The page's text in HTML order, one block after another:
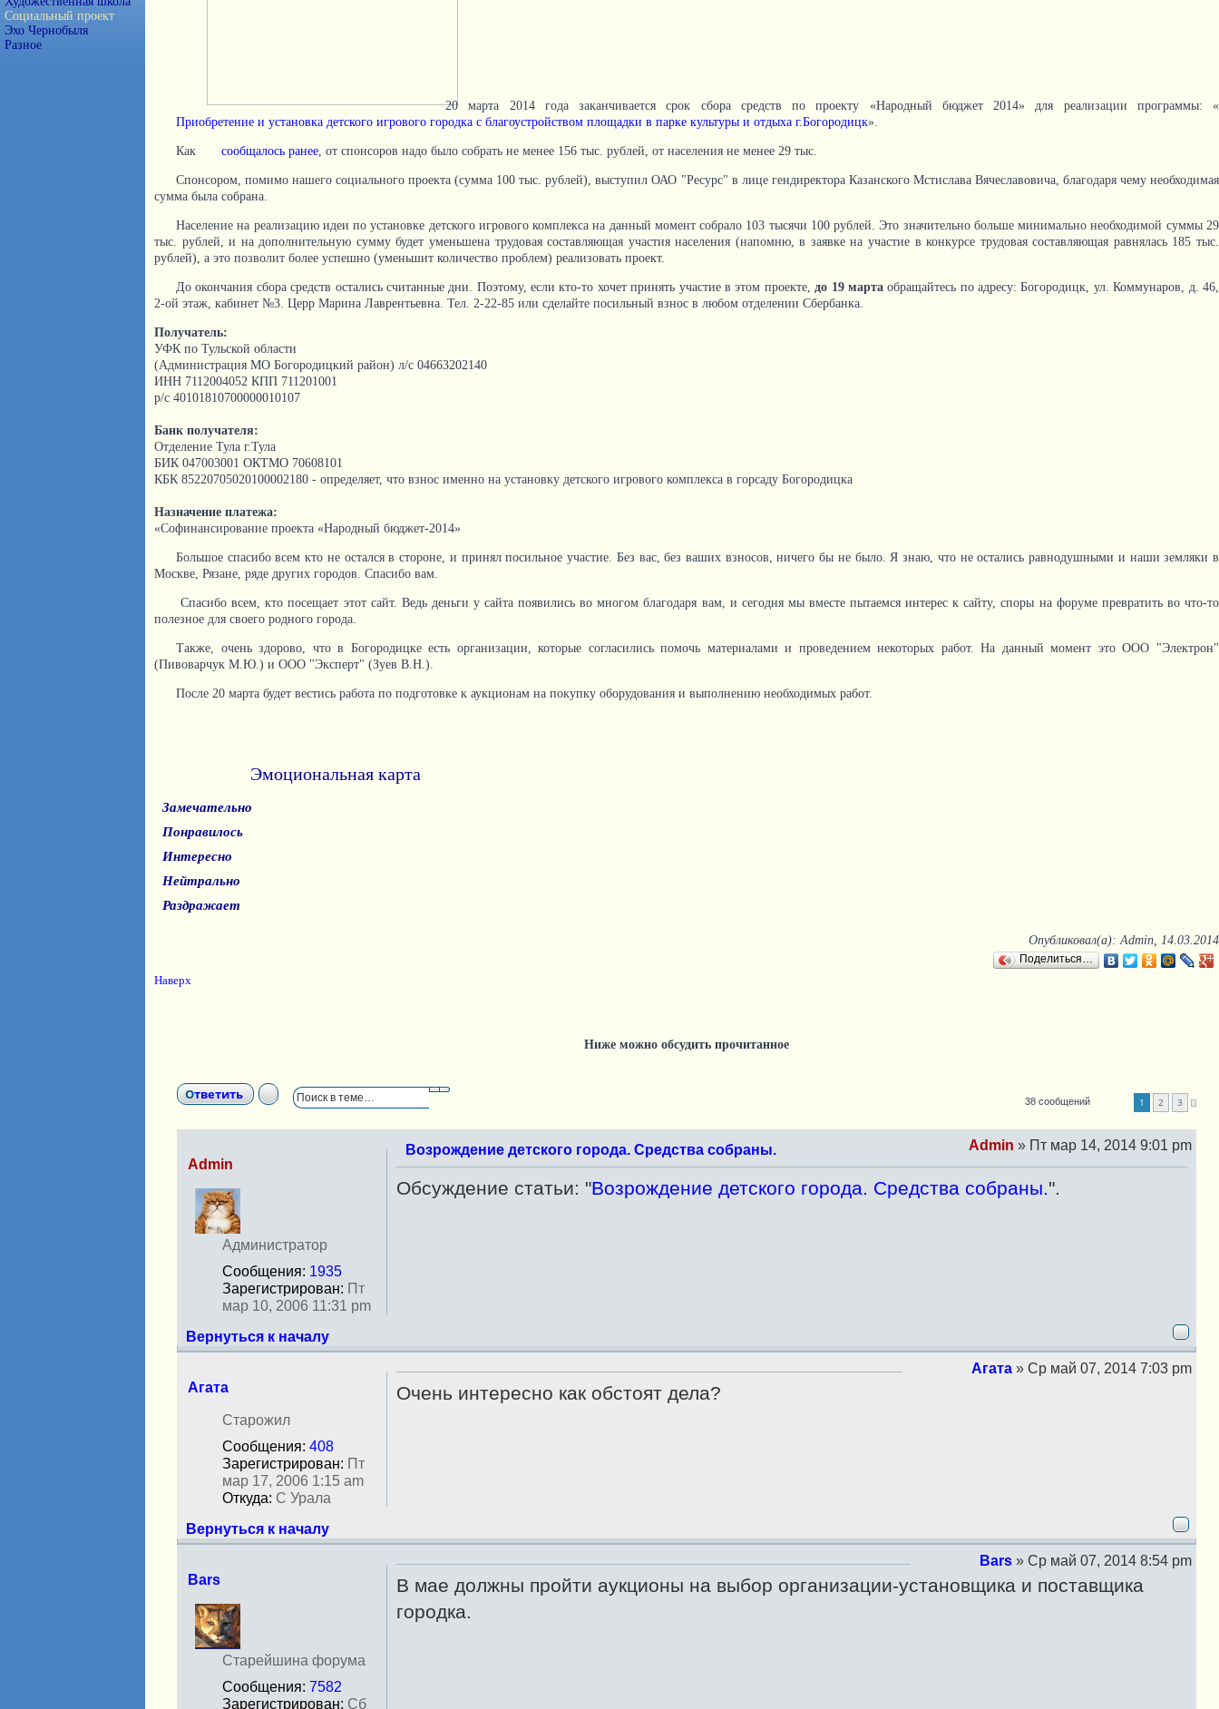
Социальный проект
Эхо Чернобыля
Разное
20 марта 2014 года заканчивается срок сбора средств по проекту «Народный бюджет 2014» для реализации программы: «
Приобретение и установка детского игрового городка с благоустройством площадки в парке культуры и отдыха г.Богородицк».
Как сообщалось ранее, от спонсоров надо было собрать не менее 156 тыс. рублей, от населения не менее 29 тыс.
Спонсором, помимо нашего социального проекта (сумма 100 тыс. рублей), выступил ОАО "Ресурс" в лице гендиректора Казанского Мстислава Вячеславовича, благодаря чему необходимая
сумма была собрана.
Население на реализацию идеи по установке детского игрового комплекса на данный момент собрало 103 тысячи 100 рублей. Это значительно больше минимально необходимой суммы 29
тыс. рублей, и на дополнительную сумму будет уменьшена трудовая составляющая участия населения (напомню, в заявке на участие в конкурсе трудовая составляющая равнялась 185 тыс.
рублей), а это позволит более успешно (уменьшит количество проблем) реализовать проект.
До окончания сбора средств остались считанные дни. Поэтому, если кто-то хочет принять участие в этом проекте,до 19 мартаобращайтесь по адресу: Богородицк, ул. Коммунаров, д. 46,
2-ой этаж, кабинет №3. Церр Марина Лаврентьевна. Тел. 2-22-85 или сделайте посильный взнос в любом отделении Сбербанка.
Получатель:
УФК по Тульской области
(Администрация МО Богородицкий район) л/с 04663202140
ИНН 7112004052 КПП 711201001
р/с 40101810700000010107
Банк получателя:
Отделение Тула г.Тула
БИК 047003001 ОКТМО 70608101
КБК 85220705020100002180 - определяет, что взнос именно на установку детского игрового комплекса в горсаду Богородицка
Назначение платежа:
«Софинансирование проекта «Народный бюджет-2014»
Большое спасибо всем кто не остался в стороне, и принял посильное участие. Без вас, без ваших взносов, ничего бы не было. Я знаю, что не остались равнодушными и наши земляки в
Москве, Рязане, ряде других городов. Спасибо вам.
Спасибо всем, кто посещает этот сайт. Ведь деньги у сайта появились во многом благодаря вам, и сегодня мы вместе пытаемся интерес к сайту, споры на форуме превратить во что-то
полезное для своего родного города.
Также, очень здорово, что в Богородицке есть организации, которые согласились помочь материалами и проведением некоторых работ. На данный момент это ООО "Электрон"
(Пивоварчук М.Ю.) и ООО "Эксперт" (Зуев В.Н.).
После 20 марта будет вестись работа по подготовке к аукционам на покупку оборудования и выполнению необходимых работ.
Эмоциональная карта
Замечательно
Понравилось
Интересно
Нейтрально
Раздражает
Опубликовал(а): Admin, 14.03.2014
Поделиться…
Наверх
Ниже можно обсудить прочитанное
Ответить Поиск
Расширенный поиск 38 сообщений 1 2 3
Admin
Н
е
в
Администратор
Сообщения: 1935
Зарегистрирован: Пт
мар 10, 2006 11:31 pm
Возрождение детского города. Средства собраны.
о
Admin » Пт мар 14, 2014 9:01 pm
Обсуждение статьи: "Возрождение детского города. Средства собраны.".
Вернуться к началу
Агата
Старожил
Сообщения: 408
Зарегистрирован: Пт
мар 17, 2006 1:15 am
Откуда: С Урала
Агата » Ср май 07, 2014 7:03 pm
Очень интересно как обстоят дела?
Вернуться к началу
Bars
Н
е
в
Старейшина форума
Сообщения: 7582
Зарегистрирован: Сб
о
Bars » Ср май 07, 2014 8:54 pm
В мае должны пройти аукционы на выбор организации-установщика и поставщика
городка.